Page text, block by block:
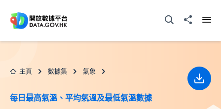
打開搜尋器分享至
主頁 數據集 氣象
每日最高氣溫、平均氣溫及最低氣溫數據
下載